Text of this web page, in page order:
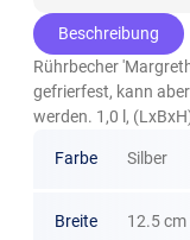
Beschreibung
Rührbecher
gefrierfest, kann
werden. 1,0 l,
Farbe Silber
Breite 12.5 cm